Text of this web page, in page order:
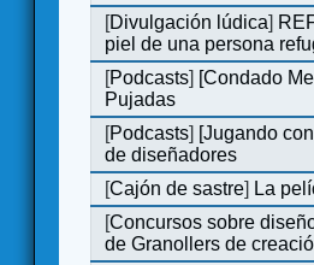
[Divulgación lúdica]
piel de una persona
[Podcasts] [Condado
Pujadas
[Podcasts] [Jugando
de diseñadores
[Cajón de sastre] La
[Concursos sobre
de Granollers de